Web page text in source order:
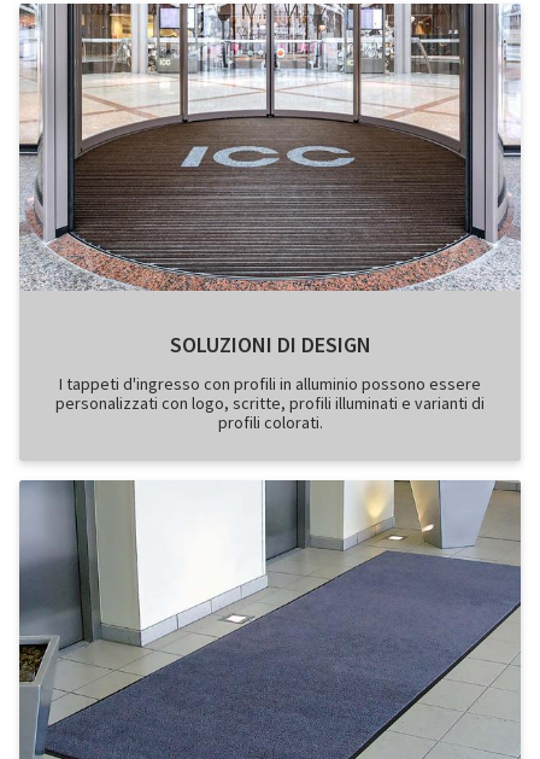
SOLUZIONI DI DESIGN
I tappeti d'ingresso con profili in alluminio possono essere
personalizzati con logo, scritte, profili illuminati e varianti di
profili colorati.